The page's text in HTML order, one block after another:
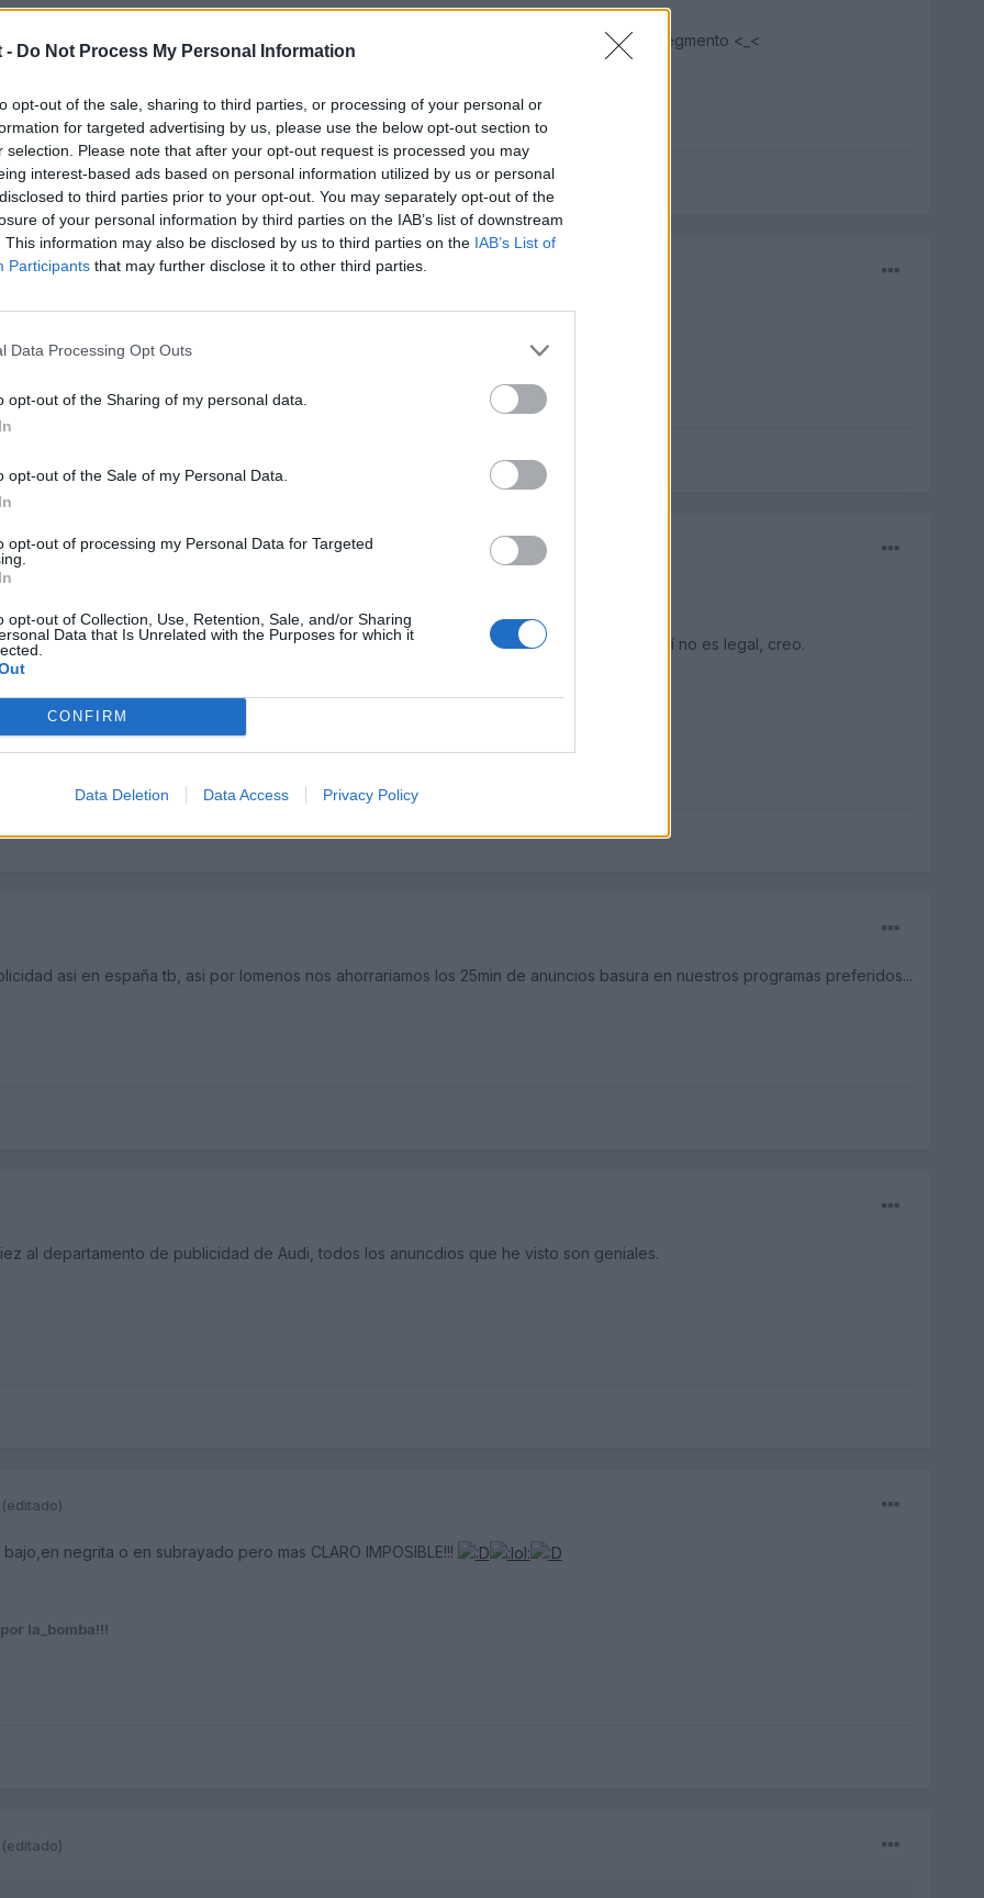
- Do Not Process My Personal Information
opt-out of the sale, sharing to third parties, or processing of your personal or
for targeted advertising by us, please use the below opt-out section to
selection. Please note that after your opt-out request is processed you may
interest-based ads based on personal information utilized by us or personal
to third parties prior to your opt-out. You may separately opt-out of the
of your personal information by third parties on the IAB’s list of downstream
This information may also be disclosed by us to third parties on the IAB’s List of
Participants that may further disclose it to other third parties.
Data Processing Opt Outs
opt-out of the Sharing of my personal data.
opt-out of the Sale of my Personal Data.
opt-out of processing my Personal Data for Targeted
opt-out of Collection, Use, Retention, Sale, and/or Sharing
Data that Is Unrelated with the Purposes for which it
CONFIRM
Data Deletion Data Access Privacy Policy
o por una u otra marca, es cierto que el A8 es le mejor coche del mercado en su segmento <_<
<_<
de Mercedes, BMW y Jaguar... <_< Y por cierto, eso será publicidad de USA, porque aquí no es legal, creo.
asi en españa tb, asi por lomenos nos ahorrariamos los 25min de anuncios basura en nuestros programas preferidos...
al departamento de publicidad de Audi, todos los anuncdios que he visto son geniales.
(editado)
negrita o en subrayado pero mas CLARO IMPOSIBLE!!!
por la_bomba!!!
(editado)